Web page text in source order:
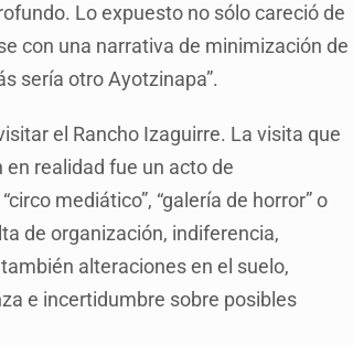
Lo expuesto no sólo careció de
con una narrativa de minimización de
sería otro Ayotzinapa”.
el Rancho Izaguirre. La visita que
realidad fue un acto de
mediático”, “galería de horror” o
de organización, indiferencia,
alteraciones en el suelo,
e incertidumbre sobre posibles